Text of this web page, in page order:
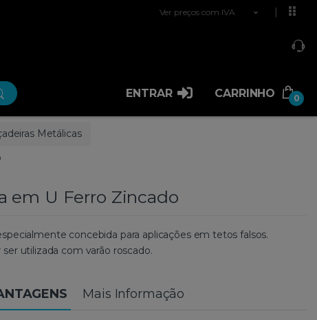
Ver preços com IVA
ENTRAR CARRINHO 0
Metálicas
em U Ferro Zincado
concebida para aplicações em tetos falsos.
utilizada com varão roscado.
Mais Informação